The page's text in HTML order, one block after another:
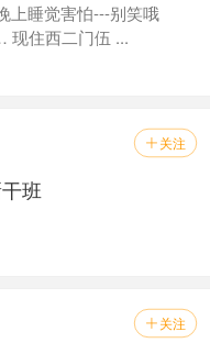
上睡觉害怕---别笑哦
住西二门伍 ...
 关注
班
 关注